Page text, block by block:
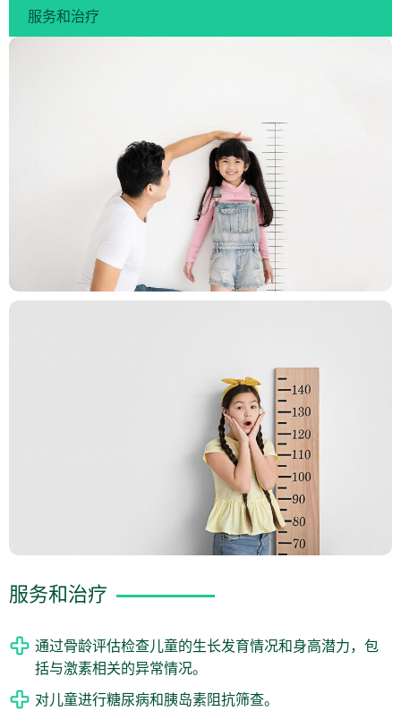
服务和治疗
服务和治疗
通过骨龄评估检查儿童的生长发育情况和身高潜力，包
括与激素相关的异常情况。
对儿童进行糖尿病和胰岛素阻抗筛查。